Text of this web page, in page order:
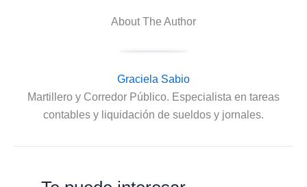
About The Author
Graciela Sabio
Martillero y Corredor Público. Especialista en tareas
contables y liquidación de sueldos y jornales.